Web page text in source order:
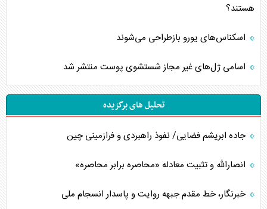
هستند؟
اسکناس‌های یورو بازطراحی می‌شوند
اسامی ژل‌های غیر مجاز شستشوی پوست منتشر شد
تحلیل های برگزیده
جاده ابریشم فضایی/ نفوذ راهبردی و فرازمینی چین
انصارالله و تثبیت معادله «محاصره برابر محاصره»
خبرنگار، خط مقدم جبهه روایت و پاسدار انسجام ملی